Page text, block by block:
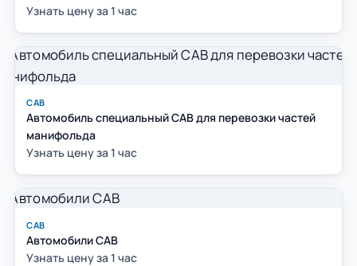
Узнать цену за 1 час
САВ
Автомобиль специальный САВ для перевозки частей
манифольда
Узнать цену за 1 час
САВ
Автомобили САВ
Узнать цену за 1 час